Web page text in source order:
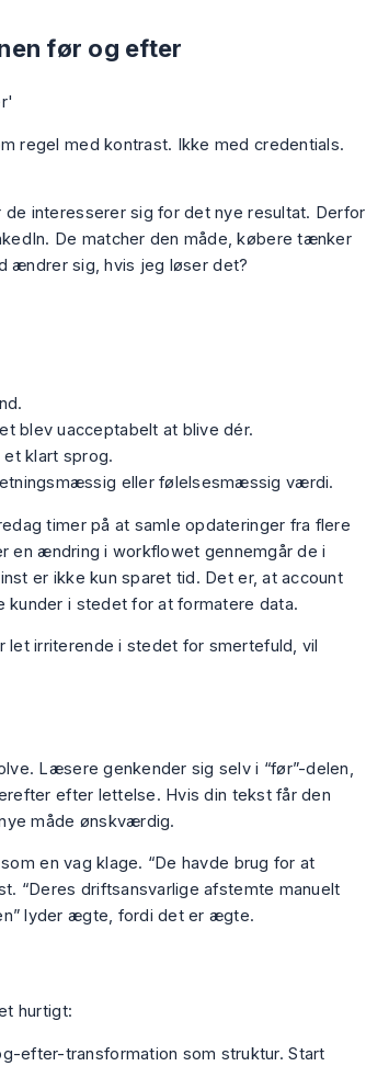
før og efter
regel med kontrast. Ikke med credentials.
interesserer sig for det nye resultat. Derfor
De matcher den måde, købere tænker
ændrer sig, hvis jeg løser det?
blev uacceptabelt at blive dér.
klart sprog.
eller følelsesmæssig værdi.
timer på at samle opdateringer fra flere
en ændring i workflowet gennemgår de i
er ikke kun sparet tid. Det er, at account
kunder i stedet for at formatere data.
let irriterende i stedet for smertefuld, vil
Læsere genkender sig selv i “før”-delen,
efter lettelse. Hvis din tekst får den
måde ønskværdig.
en vag klage. “De havde brug for at
“Deres driftsansvarlige afstemte manuelt
lyder ægte, fordi det er ægte.
hurtigt:
efter-transformation som struktur. Start